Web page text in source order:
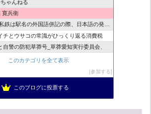
ゃんねる
寛兵衛
鉄は駅名の外国語併記の際、日本語の発音/…
チとウサコの常識がひっくり返る消費税
自警の防犯草莽号_草莽愛知実行委員会、
ンバー導入診断
ストリートを歩く影の独り言
このカテゴリを全て表示
参加する
このブログに投票する